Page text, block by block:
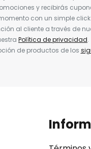
y recibirás
con un simple click
al cliente a través de
Política de privacidad.
de productos de los